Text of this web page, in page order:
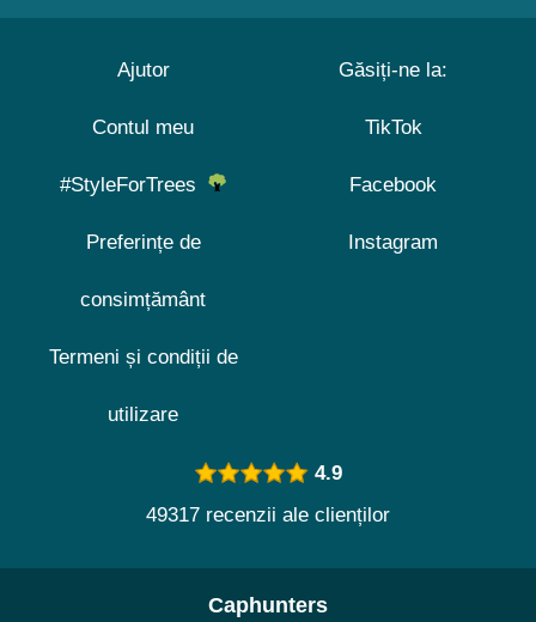
Ajutor
Contul meu
#StyleForTrees
Preferințe de
consimțământ
Termeni și condiții de
utilizare
Găsiți-ne la:
TikTok
Facebook
Instagram
4.9
49317 recenzii ale clienților
Caphunters